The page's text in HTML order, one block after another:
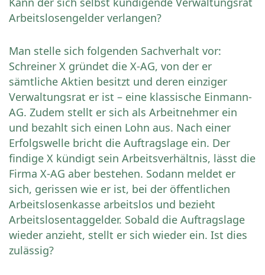
Arbeitslosengelder verlangen?
Man stelle sich folgenden Sachverhalt vor:
Schreiner X gründet die X-AG, von der er
sämtliche Aktien besitzt und deren einziger
Verwaltungsrat er ist – eine klassische Einmann-
AG. Zudem stellt er sich als Arbeitnehmer ein
und bezahlt sich einen Lohn aus. Nach einer
Erfolgswelle bricht die Auftragslage ein. Der
findige X kündigt sein Arbeitsverhältnis, lässt die
Firma X-AG aber bestehen. Sodann meldet er
sich, gerissen wie er ist, bei der öffentlichen
Arbeitslosenkasse arbeitslos und bezieht
Arbeitslosentaggelder. Sobald die Auftragslage
wieder anzieht, stellt er sich wieder ein. Ist dies
zulässig?